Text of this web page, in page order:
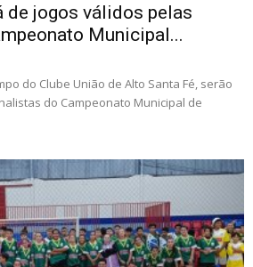
de jogos válidos pelas
Municipal...
do Clube União de Alto Santa Fé, serão
do Campeonato Municipal de